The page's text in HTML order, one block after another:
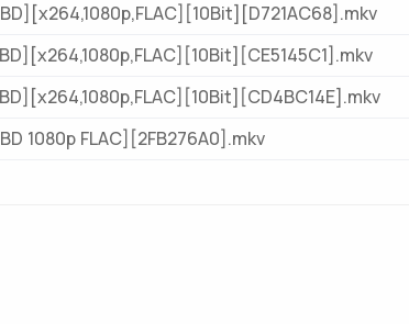
1080p FLAC][2FB276A0].mkv